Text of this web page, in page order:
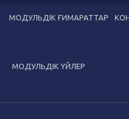
МОДУЛЬДІК ҒИМАРАТТАР
МОДУЛЬДІК ҮЙЛЕР